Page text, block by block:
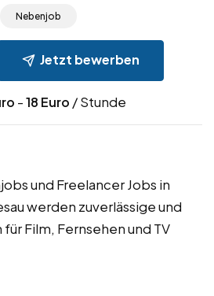
Nebenjob
Jetzt bewerben
-18 Euro / Stunde
und Freelancer Jobs in
werden zuverlässige und
Film, Fernsehen und TV